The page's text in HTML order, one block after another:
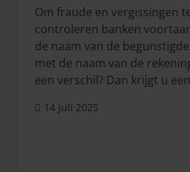
Om fraude en vergissingen
controleren banken
de naam van de
met de naam van de
een verschil? Dan krijgt u
14 juli 2025